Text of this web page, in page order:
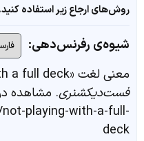
روش‌های ارجاع زیر استفاده
شیوه‌ی رفرنس‌دهی:
معنی لغت «not playing with a full deck» در
فست‌دیکشنری
playing-with-a-full-
deck